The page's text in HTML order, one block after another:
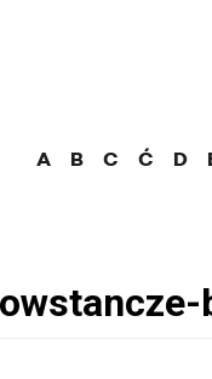
A B C Ć D